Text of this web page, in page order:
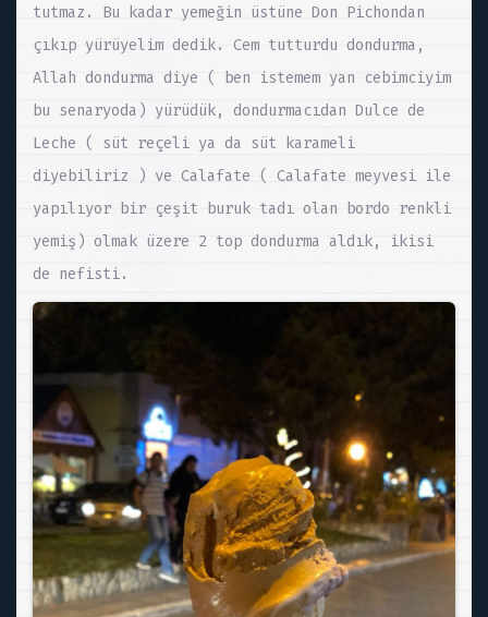
tutmaz. Bu kadar yemeğin üstüne Don Pichondan
çıkıp yürüyelim dedik. Cem tutturdu dondurma,
Allah dondurma diye ( ben istemem yan cebimciyim
bu senaryoda) yürüdük, dondurmacıdan Dulce de
Leche ( süt reçeli ya da süt karameli
diyebiliriz ) ve Calafate ( Calafate meyvesi ile
yapılıyor bir çeşit buruk tadı olan bordo renkli
yemiş) olmak üzere 2 top dondurma aldık, ikisi
de nefisti.